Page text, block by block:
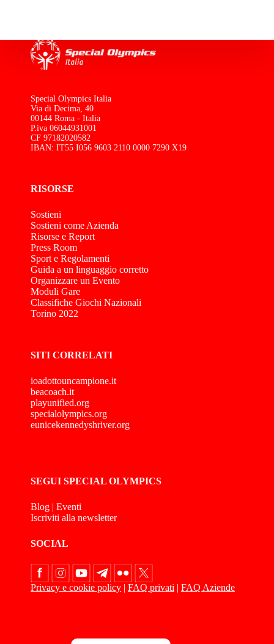
Special Olympics Italia
Via di Decima, 40
00144 Roma - Italia
P.iva 06044931001
CF 97182020582
IBAN: IT55 I056 9603 2110 0000 7290 X19
RISORSE
Sostieni
Sostieni come Azienda
Risorse e Report
Press Room
Sport e Regolamenti
Guida a un linguaggio corretto
Organizzare un Evento
Moduli Gare
Classifiche Giochi Nazionali
Torino 2022
SITI CORRELATI
ioadottouncampione.it
beacoach.it
playunified.org
specialolympics.org
eunicekennedyshriver.org
SEGUI SPECIAL OLYMPICS
Blog | Eventi
Iscriviti alla newsletter
SOCIAL
Privacy e cookie policy | FAQ privati | FAQ Aziende